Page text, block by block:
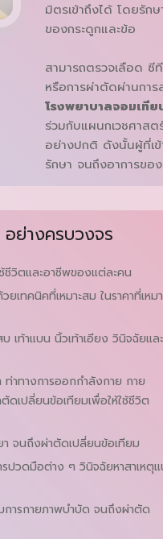
มิตรเข้าถึงได้ โดยรัก
ของกระดูกและข้อ
สามารถตรวจเลือด
หรือการผ่าตัดผ่านกา
โรงพยาบาลจอมเทีย
ร่วมกับแผนกเวชศาส
อย่างปกติ ดังนั้นผู้ที่เข้
รักษา จนถึงอาการขอ
ย่างครบวงจร
ช้ชีวิตและอาชีพของแต่ละคน
ทคนิคที่เหมาะสม ในราคาที่เหม
บ เท้าแบน นิ้วเท้าเอียง วินิจฉัยและ
ท่าทางการออกกําลังกาย กาย
เปลี่ยนข้อเทียมเพื่อให้ใช้ชีวิต
า จนถึงผ่าตัดเปลี่ยนข้อเทียม
ปวดมือต่าง ๆ วินิจฉัยหาสาเหตุแ
การกายภาพบำบัด จนถึงผ่าตัด